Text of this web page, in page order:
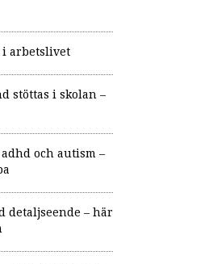
i arbetslivet
stöttas i skolan –
och autism –
detaljseende – här